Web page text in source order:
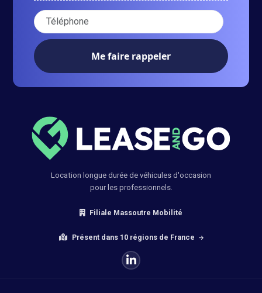
Votre numéro de téléphone :
Location longue durée de véhicules d'occasion
pour les professionnels.
Filiale Massoutre Mobilité
Présent dans 10 régions de France